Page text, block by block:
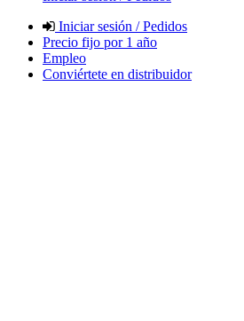
Iniciar sesión / Pedidos
Precio fijo por 1 año
Empleo
Conviértete en distribuidor